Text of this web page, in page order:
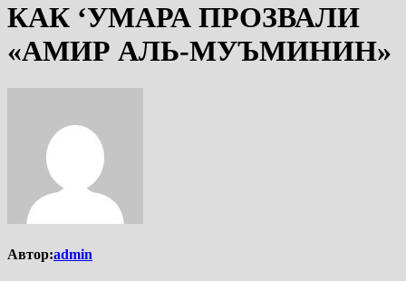
КАК ‘УМАРА ПРОЗВАЛИ
«АМИР АЛЬ-МУЪМИНИН»
Автор:admin